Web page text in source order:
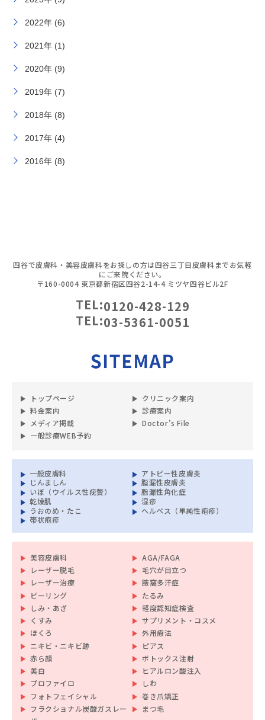
2022年 (6)
2021年 (1)
2020年 (9)
2019年 (7)
2018年 (8)
2017年 (4)
2016年 (8)
四谷で皮膚科・美容皮膚科をお探しの方は四谷三丁目皮膚科までお気軽
にご来院ください。
〒160-0004 東京都新宿区四谷2-14-4 ミツヤ四谷ビル2F
TEL:0120-428-129
TEL:03-5361-0051
トップページ
クリニック案内
料金案内
診療案内
メディア掲載
Doctor’s File
一般診療WEB予約
一般皮膚科
アトピー性皮膚炎
じんましん
脂漏性皮膚炎
いぼ（ウイルス性疣贅）
脂漏性角化症
乾燥肌
湿疹
うおのめ・たこ
ヘルペス（単純性疱疹）
帯状疱疹
美容皮膚科
AGA/FAGA
レーザー脱毛
毛穴が目立つ
レーザー治療
腋窩多汗症
ピーリング
たるみ
しみ・あざ
軽度認知症検査
くすみ
サプリメント・コスメ
ほくろ
外用療法
ニキビ・ニキビ跡
ピアス
赤ら顔
ボトックス注射
美白
ヒアルロン酸注入
プロファイロ
しわ
フォトフェイシャル
巻き爪矯正
フラクショナル炭酸ガスレー
まつ毛